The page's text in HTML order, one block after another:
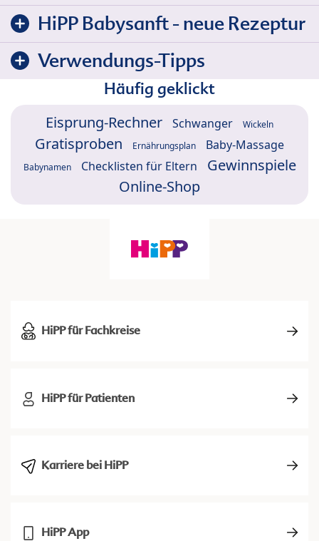
HiPP Babysanft - neue Rezeptur
Verwendungs-Tipps
Häufig geklickt
Eisprung-Rechner Schwanger Wickeln
Gratisproben Ernährungsplan Baby-Massage
Babynamen Checklisten für Eltern
Gewinnspiele
Online-Shop
HiPP für Fachkreise
HiPP für Patienten
Karriere bei HiPP
HiPP App